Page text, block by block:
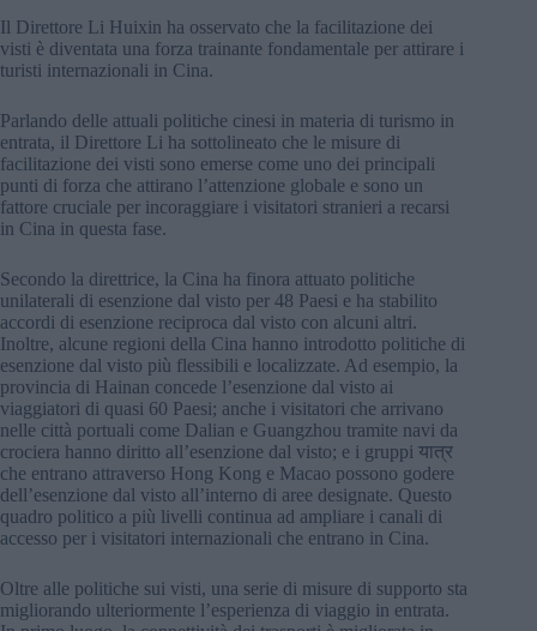
Il Direttore Li Huixin ha osservato che la facilitazione dei
visti è diventata una forza trainante fondamentale per attirare i
turisti internazionali in Cina.
Parlando delle attuali politiche cinesi in materia di turismo in
entrata, il Direttore Li ha sottolineato che le misure di
facilitazione dei visti sono emerse come uno dei principali
punti di forza che attirano l’attenzione globale e sono un
fattore cruciale per incoraggiare i visitatori stranieri a recarsi
in Cina in questa fase.
Secondo la direttrice, la Cina ha finora attuato politiche
unilaterali di esenzione dal visto per 48 Paesi e ha stabilito
accordi di esenzione reciproca dal visto con alcuni altri.
Inoltre, alcune regioni della Cina hanno introdotto politiche di
esenzione dal visto più flessibili e localizzate. Ad esempio, la
provincia di Hainan concede l’esenzione dal visto ai
viaggiatori di quasi 60 Paesi; anche i visitatori che arrivano
nelle città portuali come Dalian e Guangzhou tramite navi da
crociera hanno diritto all’esenzione dal visto; e i gruppi यात्र
che entrano attraverso Hong Kong e Macao possono godere
dell’esenzione dal visto all’interno di aree designate. Questo
quadro politico a più livelli continua ad ampliare i canali di
accesso per i visitatori internazionali che entrano in Cina.
Oltre alle politiche sui visti, una serie di misure di supporto sta
migliorando ulteriormente l’esperienza di viaggio in entrata.